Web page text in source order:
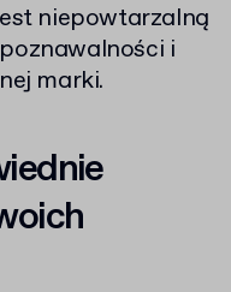
niepowtarzalną
i
marki.